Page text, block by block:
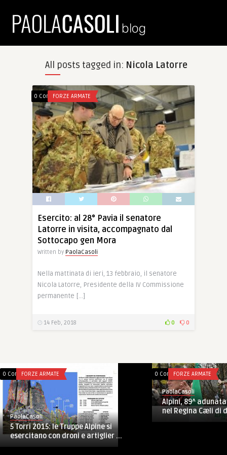
All posts tagged in: Nicola Latorre
0 CommentsFORZE ARMATE
Esercito: al 28° Pavia il senatore
Latorre in visita, accompagnato dal
Sottocapo gen Mora
Written by PaolaCasoli
Nella mattinata di ieri, 13 febbraio, il senatore
Nicola Latorre, Presidente della IV Commissione
permanente […]
14 Feb, 2018 0 0
0 CommentsFORZE ARMATE
PaolaCasoli
5 Torri 2015: le Truppe Alpine si
esercitano con droni e artiglier ...
0 CommentsFORZE ARMATE
PaolaCasoli
Alpini, 89^
nel Regina Cæli di